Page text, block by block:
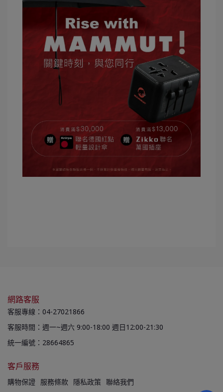
網路客服
客服專線：04-27021866
客服時間：週一~週六 9:00-18:00 週日12:00-21:30
統一編號：28664865
客戶服務
購物保證 服務條款 隱私政策 聯絡我們